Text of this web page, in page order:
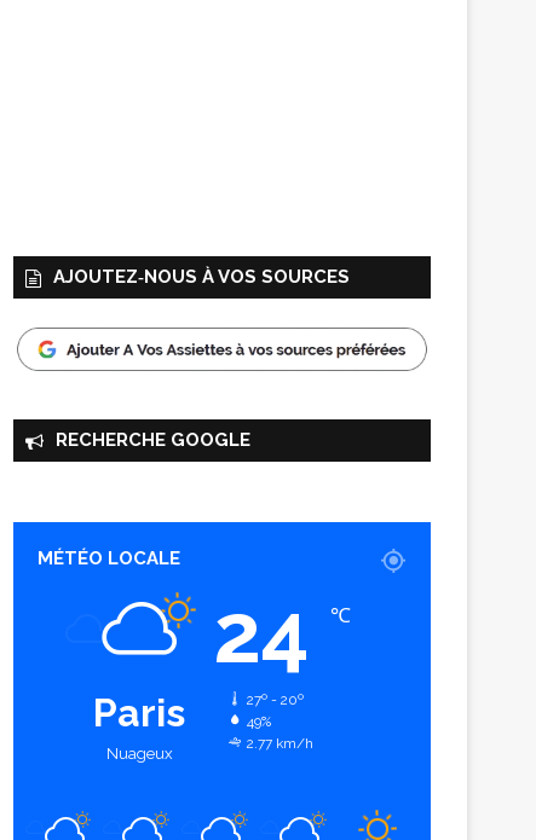
AJOUTEZ‑NOUS À VOS SOURCES
RECHERCHE GOOGLE
MÉTÉO LOCALE
Paris
Nuageux
24 ℃
27º - 20º
49%
2.77 km/h